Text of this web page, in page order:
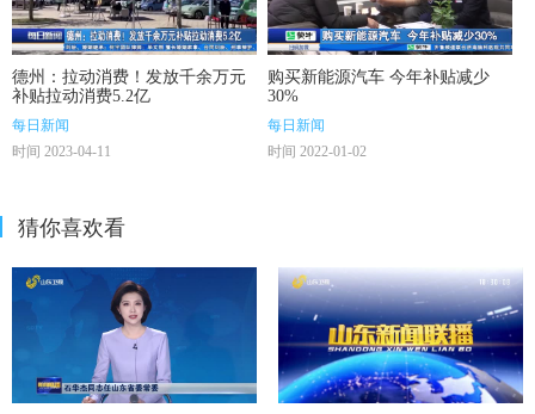
德州：拉动消费！发放千余万元
补贴拉动消费5.2亿
每日新闻
时间 2023-04-11
购买新能源汽车 今年补贴减少
30%
每日新闻
时间 2022-01-02
猜你喜欢看